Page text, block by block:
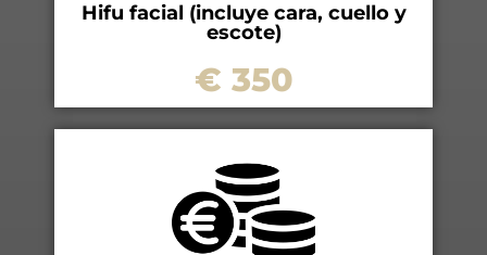
Hifu facial (incluye cara, cuello y
escote)
€ 350